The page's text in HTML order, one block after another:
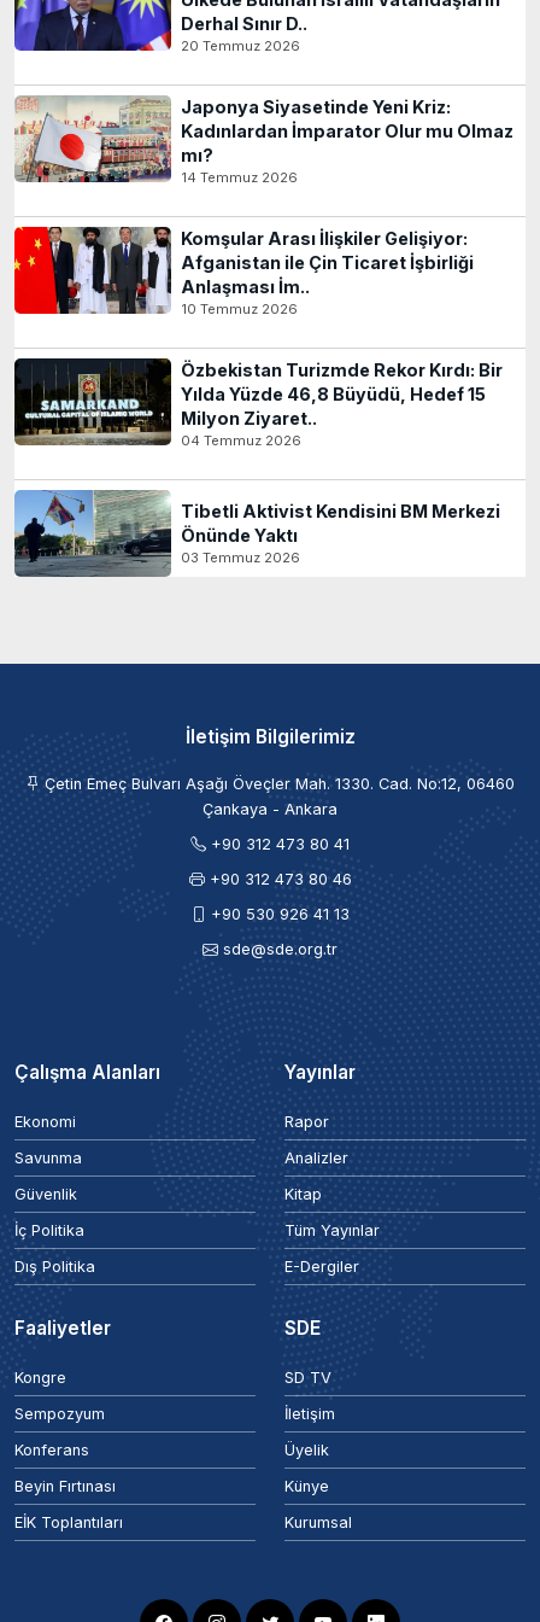
Derhal Sınır D..
20 Temmuz 2026
Japonya Siyasetinde Yeni Kriz:
Kadınlardan İmparator Olur mu Olmaz
mı?
14 Temmuz 2026
Komşular Arası İlişkiler Gelişiyor:
Afganistan ile Çin Ticaret İşbirliği
Anlaşması İm..
10 Temmuz 2026
Özbekistan Turizmde Rekor Kırdı: Bir
Yılda Yüzde 46,8 Büyüdü, Hedef 15
Milyon Ziyaret..
04 Temmuz 2026
Tibetli Aktivist Kendisini BM Merkezi
Önünde Yaktı
03 Temmuz 2026
İletişim Bilgilerimiz
Çetin Emeç Bulvarı Aşağı Öveçler Mah. 1330. Cad. No:12, 06460
Çankaya - Ankara
+90 312 473 80 41
+90 312 473 80 46
+90 530 926 41 13
sde@sde.org.tr
Çalışma Alanları
Ekonomi
Savunma
Güvenlik
İç Politika
Dış Politika
Yayınlar
Rapor
Analizler
Kitap
Tüm Yayınlar
E-Dergiler
Faaliyetler
Kongre
Sempozyum
Konferans
Beyin Fırtınası
EİK Toplantıları
SDE
SD TV
İletişim
Üyelik
Künye
Kurumsal